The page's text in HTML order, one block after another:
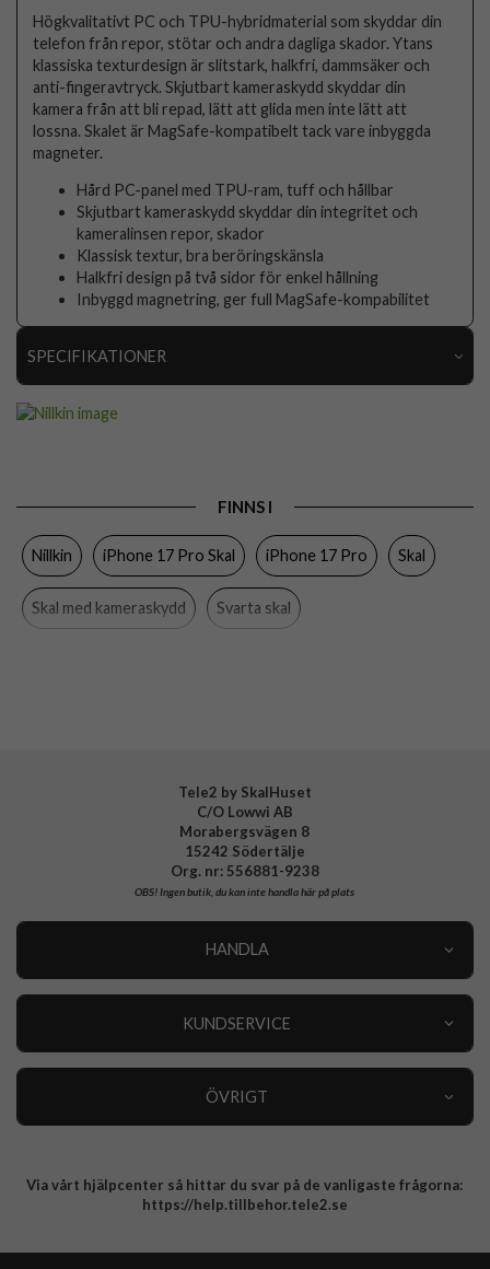
Högkvalitativt PC och TPU-hybridmaterial som skyddar din
telefon från repor, stötar och andra dagliga skador. Ytans
klassiska texturdesign är slitstark, halkfri, dammsäker och
anti-fingeravtryck. Skjutbart kameraskydd skyddar din
kamera från att bli repad, lätt att glida men inte lätt att
lossna. Skalet är MagSafe-kompatibelt tack vare inbyggda
magneter.
Hård PC-panel med TPU-ram, tuff och hållbar
Skjutbart kameraskydd skyddar din integritet och
kameralinsen repor, skador
Klassisk textur, bra beröringskänsla
Halkfri design på två sidor för enkel hållning
Inbyggd magnetring, ger full MagSafe-kompabilitet
SPECIFIKATIONER
Kameraskydd, MagSafe-kompatibel
Färg Genomskinlig, Svart
Hårdplast (PC), Mjukplast (TPU)
FINNS I
Nillkin iPhone 17 Pro Skal iPhone 17 Pro Skal
Skal med kameraskydd Svarta skal
Tele2 by SkalHuset
C/O Lowwi AB
Morabergsvägen 8
15242 Södertälje
Org. nr: 556881-9238
OBS!Ingen butik, du kan inte handla här på plats
HANDLA
KUNDSERVICE
ÖVRIGT
Integritetspolicy
Via vårt hjälpcenter så hittar du svar på de vanligaste frågorna:
https://help.tillbehor.tele2.se